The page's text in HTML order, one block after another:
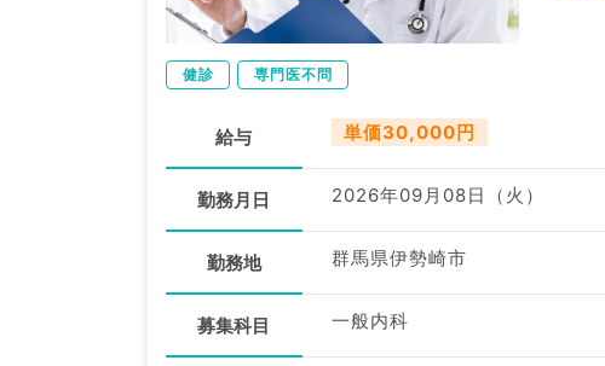
健診 専門医不問
給与 単価30,000円
勤務月日 2026年09月08日（火）
勤務地 群馬県伊勢崎市
募集科目 一般内科